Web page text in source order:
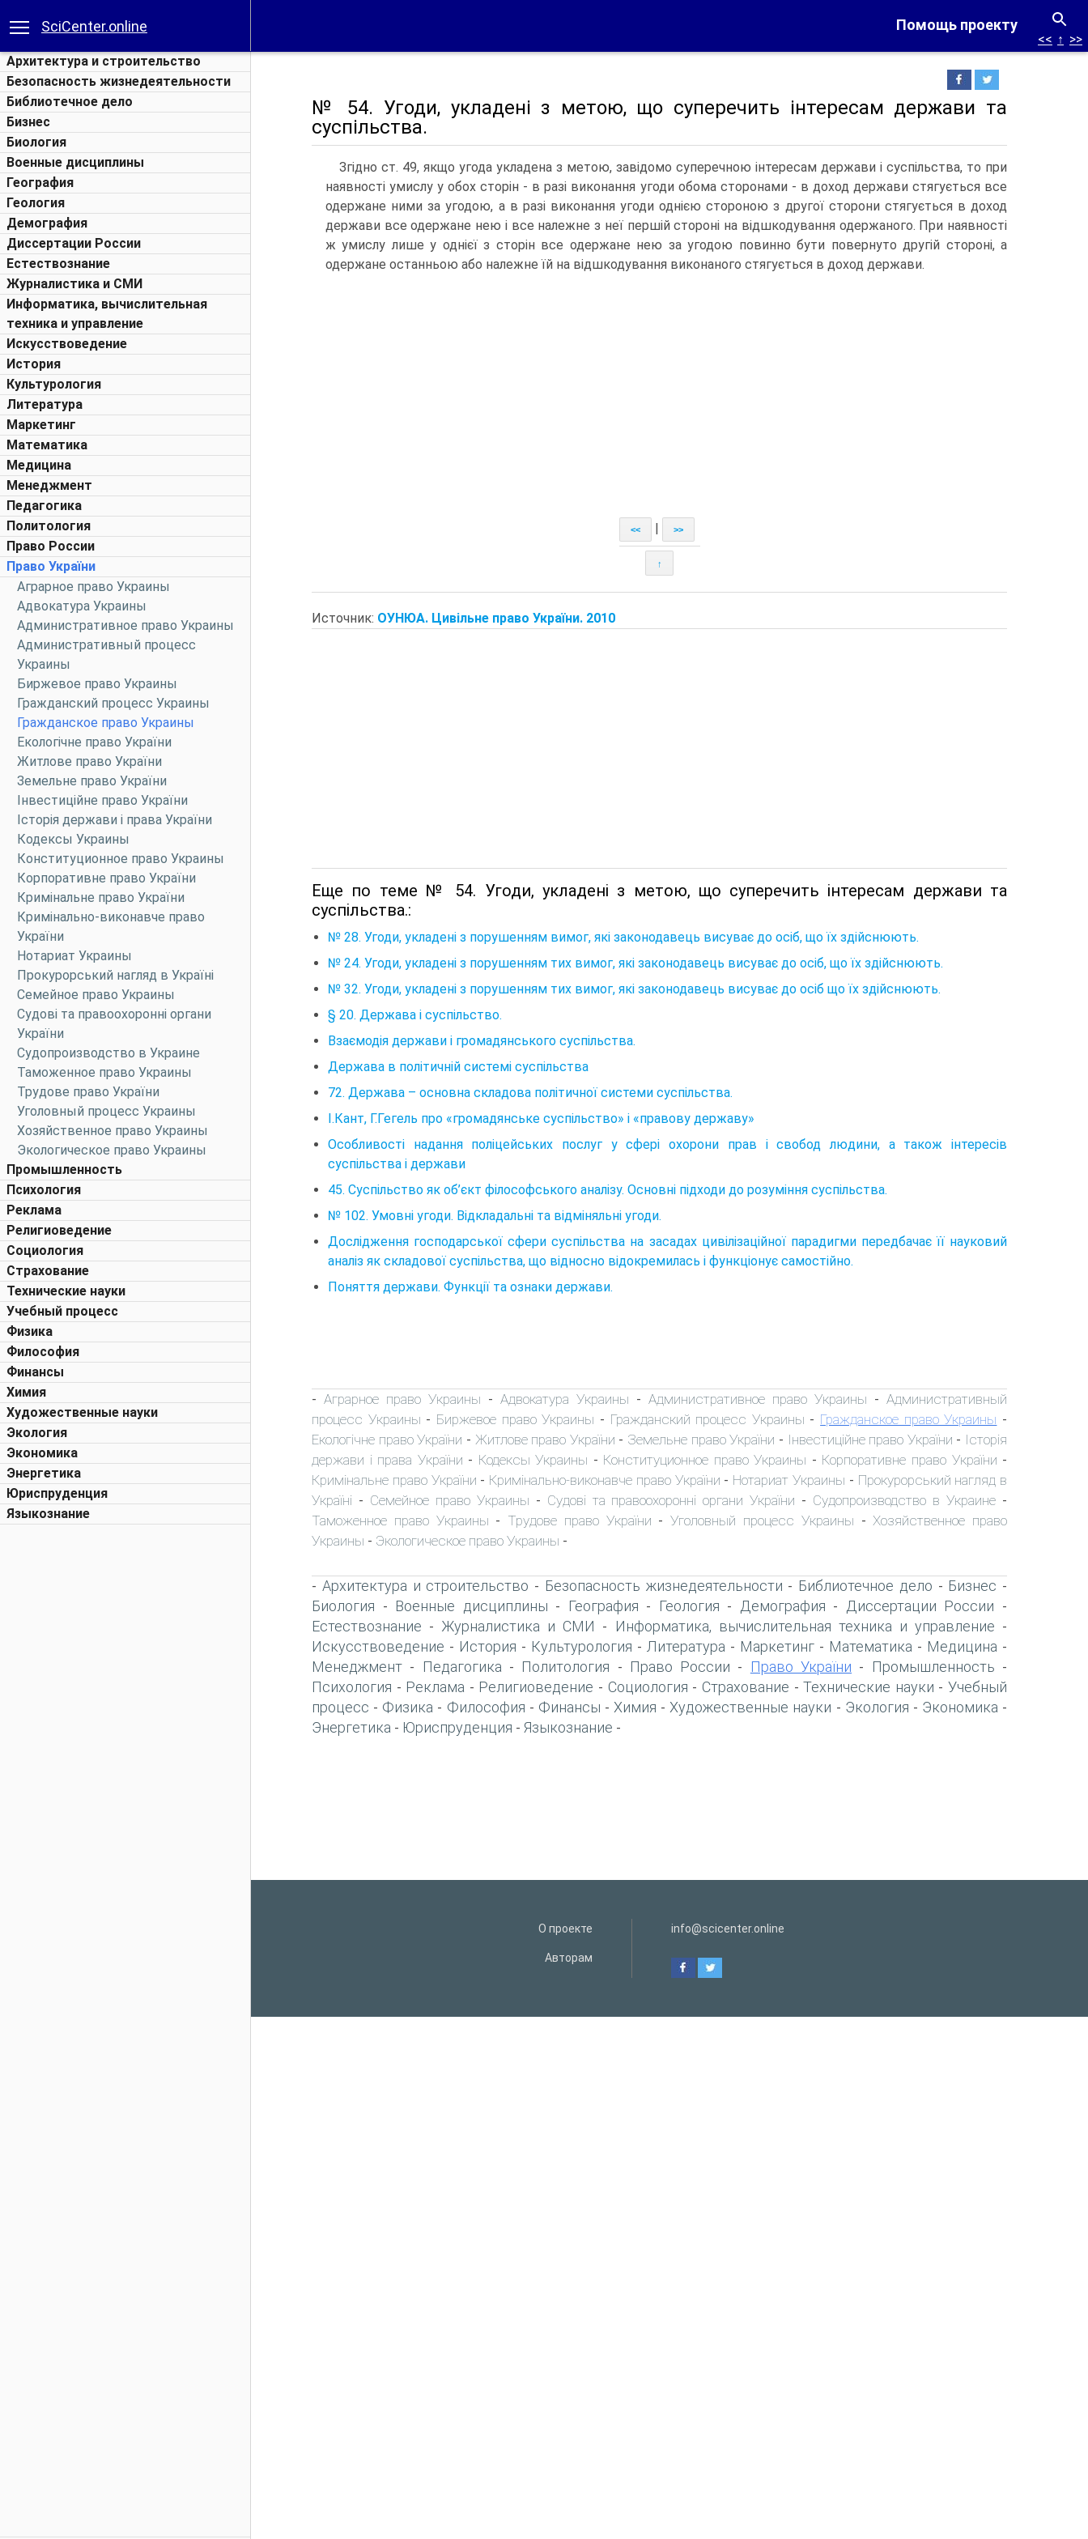
Помощь проекту
SciCenter.online
Архитектура и строительство
Безопасность жизнедеятельности
Библиотечное дело
Бизнес
Биология
Военные дисциплины
География
Геология
Демография
Диссертации России
Естествознание
Журналистика и СМИ
Информатика, вычислительная
техника и управление
Искусствоведение
История
Культурология
Литература
Маркетинг
Математика
Медицина
Менеджмент
Педагогика
Политология
Право России
Право України
Аграрное право Украины
Адвокатура Украины
Административное право Украины
Административный процесс
Украины
Биржевое право Украины
Гражданский процесс Украины
Гражданское право Украины
Екологічне право України
Житлове право України
Земельне право України
Інвестиційне право України
Історія держави і права України
Кодексы Украины
Конституционное право Украины
Корпоративне право України
Кримінальне право України
Кримінально-виконавче право
України
Нотариат Украины
Прокурорський нагляд в Україні
Семейное право Украины
Судові та правоохоронні органи
України
Судопроизводство в Украине
Таможенное право Украины
Трудове право України
Уголовный процесс Украины
Хозяйственное право Украины
Экологическое право Украины
Промышленность
Психология
Реклама
Религиоведение
Социология
Страхование
Технические науки
Учебный процесс
Физика
Философия
Финансы
Химия
Художественные науки
Экология
Экономика
Энергетика
Юриспруденция
Языкознание
<< ↑ >>
№ 54. Угоди, укладені з метою, що суперечить інтересам держави та
суспільства.
Згідно ст. 49, якщо угода укладена з метою, завідомо суперечною інтересам держави і суспільства, то при
наявності умислу у обох сторін - в разі виконання угоди обома сторонами - в доход держави стягується все
одержане ними за угодою, а в разі виконання угоди однією стороною з другої сторони стягується в доход
держави все одержане нею і все належне з неї першій стороні на відшкодування одержаного. При наявності
ж умислу лише у однієї з сторін все одержане нею за угодою повинно бути повернуто другій стороні, а
одержане останньою або належне їй на відшкодування виконаного стягується в доход держави.
<< >>
↑
Источник: ОУНЮА. Цивільне право України. 2010
Еще по теме № 54. Угоди, укладені з метою, що суперечить інтересам держави та
суспільства.:
№ 28. Угоди, укладені з порушенням вимог, які законодавець висуває до осіб, що їх здійснюють.
№ 24. Угоди, укладені з порушенням тих вимог, які законодавець висуває до осіб, що їх здійснюють.
№ 32. Угоди, укладені з порушенням тих вимог, які законодавець висуває до осіб що їх здійснюють.
§ 20. Держава і суспільство.
Взаємодія держави і громадянського суспільства.
Держава в політичній системі суспільства
72. Держава – основна складова політичної системи суспільства.
І.Кант, Г.Гегель про «громадянське суспільство» і «правову державу»
Особливості надання поліцейських послуг у сфері охорони прав і свобод людини, а також інтересів
суспільства і держави
45. Суспільство як об’єкт філософського аналізу. Основні підходи до розуміння суспільства.
№ 102. Умовні угоди. Відкладальні та відміняльні угоди.
Дослідження господарської сфери суспільства на за­садах цивілізаційної парадигми передбачає її науковий
аналіз як складової суспільства, що відносно відокремилась і функці­онує самостійно.
Поняття держави. Функції та ознаки держави.
- Аграрное право Украины - Адвокатура Украины - Административное право Украины - Административный
процесс Украины - Биржевое право Украины - Гражданский процесс Украины - Гражданское право Украины -
Екологічне право України - Житлове право України - Земельне право України - Інвестиційне право України - Історія
держави і права України - Кодексы Украины - Конституционное право Украины - Корпоративне право України -
Кримінальне право України - Кримінально-виконавче право України - Нотариат Украины - Прокурорський нагляд в
Україні - Семейное право Украины - Судові та правоохоронні органи України - Судопроизводство в Украине -
Таможенное право Украины - Трудове право України -Уголовный процесс Украины - Хозяйственное право
Украины - Экологическое право Украины -
- Архитектура и строительство - Безопасность жизнедеятельности - Библиотечное дело - Бизнес -
Биология - Военные дисциплины - География - Геология - Демография - Диссертации России -
Естествознание - Журналистика и СМИ - Информатика, вычислительная техника и управление -
Искусствоведение - История - Культурология - Литература - Маркетинг - Математика - Медицина -
Менеджмент - Педагогика - Политология - Право России - Право України - Промышленность -
Психология - Реклама - Религиоведение - Социология - Страхование -Технические науки -Учебный
процесс - Физика - Философия - Финансы - Химия - Художественные науки - Экология - Экономика -
Энергетика - Юриспруденция - Языкознание -
О проекте
Авторам
info@scicenter.online